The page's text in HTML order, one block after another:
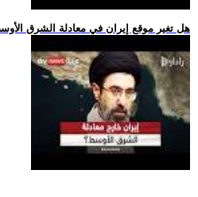
.. هل تغير موقع إيران في معادلة الشرق